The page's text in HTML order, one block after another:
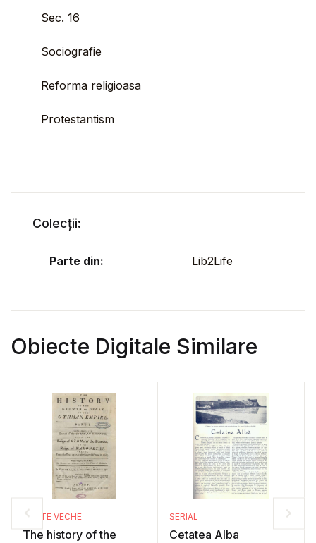
Sec. 16
Sociografie
Reforma religioasa
Protestantism
Colecții:
Parte din: Lib2Life
Obiecte Digitale Similare
CARTE VECHE
The history of the
SERIAL
Cetatea Alba